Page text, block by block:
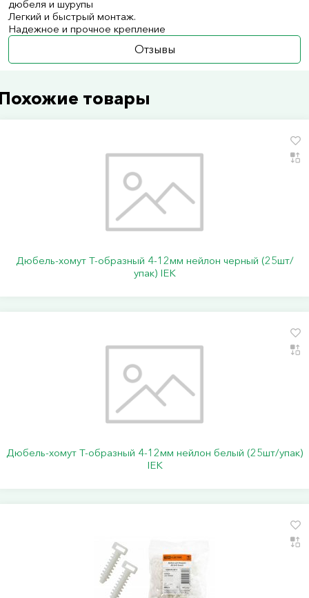
дюбеля и шурупы
Легкий и быстрый монтаж.
Надежное и прочное крепление
Отзывы
товары
Дюбель-хомут Т-образный 4-12мм нейлон черный (25шт/
упак) IEK
Дюбель-хомут Т-образный 4-12мм нейлон белый (25шт/упак)
IEK